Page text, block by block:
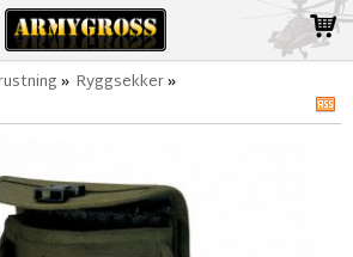
» Ryggsekker»